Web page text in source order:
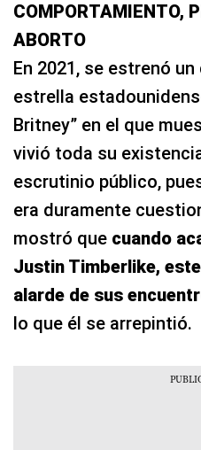
COMPORTAMIENTO,
ABORTO
En 2021, se estrenó
estrella
Britney” en el que
vivió toda su
escrutinio público,
era duramente
mostró que cuando
Justin Timberlike,
alarde de sus
lo que él se arrepintió.